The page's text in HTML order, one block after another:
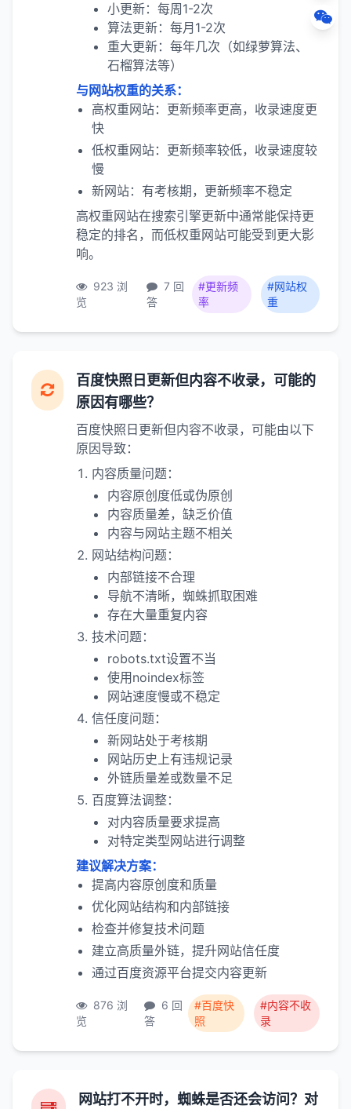
小更新：每周1-2次
算法更新：每月1-2次
重大更新：每年几次（如绿萝算法、
石榴算法等）
与网站权重的关系：
高权重网站：更新频率更高，收录速度更
快
低权重网站：更新频率较低，收录速度较
慢
新网站：有考核期，更新频率不稳定
高权重网站在搜索引擎更新中通常能保持更
稳定的排名，而低权重网站可能受到更大影
响。
923 浏
览
7 回
答
#更新频
率
#网站权
重
百度快照日更新但内容不收录，可能的
原因有哪些？
百度快照日更新但内容不收录，可能由以下
原因导致：
内容质量问题：
内容原创度低或伪原创
内容质量差，缺乏价值
内容与网站主题不相关
网站结构问题：
内部链接不合理
导航不清晰，蜘蛛抓取困难
存在大量重复内容
技术问题：
robots.txt设置不当
使用noindex标签
网站速度慢或不稳定
信任度问题：
新网站处于考核期
网站历史上有违规记录
外链质量差或数量不足
百度算法调整：
对内容质量要求提高
对特定类型网站进行调整
建议解决方案：
提高内容原创度和质量
优化网站结构和内部链接
检查并修复技术问题
建立高质量外链，提升网站信任度
通过百度资源平台提交内容更新
876 浏
览
6 回
答
#百度快
照
#内容不收
录
网站打不开时，蜘蛛是否还会访问？对